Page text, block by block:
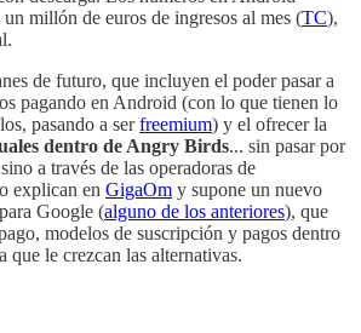
millón de euros de ingresos al mes (TC),
de futuro, que incluyen el poder pasar a
pagando en Android (con lo que tienen lo
pasando a serfreemium) y el ofrecer la
dentro de Angry Birds... sin pasar por
a través de las operadoras de
explican en GigaOm y supone un nuevo
Google (alguno de los anteriores), que
modelos de suscripción y pagos dentro
que le crezcan las alternativas.